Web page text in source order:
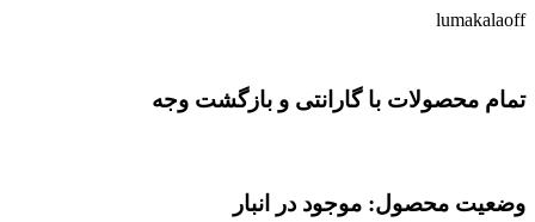
lumakalaoff
تمام محصولات با گارانتی و بازگشت وجه
وضعیت محصول: موجود در انبار